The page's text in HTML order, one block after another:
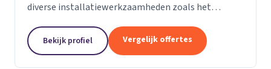
diverse installatiewerkzaamheden zoals het
vloerverwarming, radiatoren, convectoren,
leidingwerk, geisers,...
Bekijk profiel Vergelijk offertes